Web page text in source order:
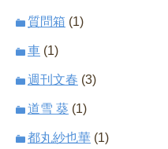
質問箱 (1)
車 (1)
週刊文春 (3)
道雪 葵 (1)
都丸紗也華 (1)